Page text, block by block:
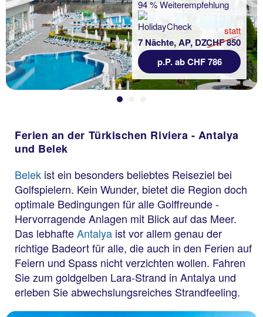
94 % Weiterempfehlung
7 Nächte, AP, DZ
statt
CHF 850
p.P. ab CHF 786
Ferien an der Türkischen Riviera - Antalya
und Belek
Belek ist ein besonders beliebtes Reiseziel bei
Golfspielern. Kein Wunder, bietet die Region doch
optimale Bedingungen für alle Golffreunde -
Hervorragende Anlagen mit Blick auf das Meer.
Das lebhafteAntalya ist vor allem genau der
richtige Badeort für alle, die auch in den Ferien auf
Feiern und Spass nicht verzichten wollen. Fahren
Sie zum goldgelben Lara-Strand in Antalya und
erleben Sie abwechslungsreiches Strandfeeling.